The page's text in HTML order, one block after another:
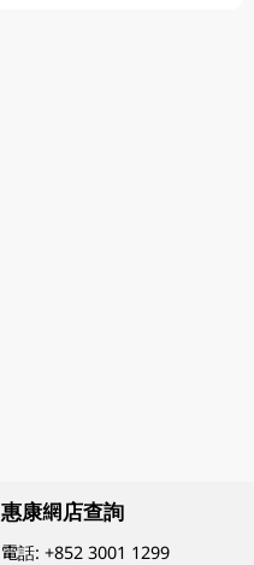
惠康網店查詢
電話:+852 3001 1299